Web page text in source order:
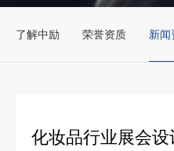
了解中励 荣誉资质 新闻
化妆品行业展会